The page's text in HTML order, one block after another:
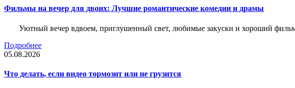
Фильмы на вечер для двоих: Лучшие романтические комедии и драмы
Уютный вечер вдвоем, приглушенный свет, любимые закуски и хороший
Подробнее
05.08.2026
Что делать, если видео тормозит или не грузится